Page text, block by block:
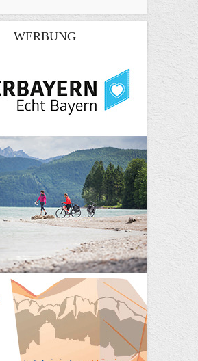
WERBUNG